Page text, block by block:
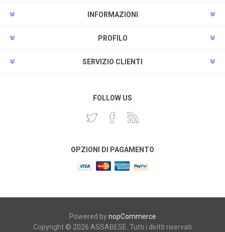
INFORMAZIONI
PROFILO
SERVIZIO CLIENTI
FOLLOW US
OPZIONI DI PAGAMENTO
Powered bynopCommerce
Copyright © 2026 ASSABESE. Tutti i diritti riservati